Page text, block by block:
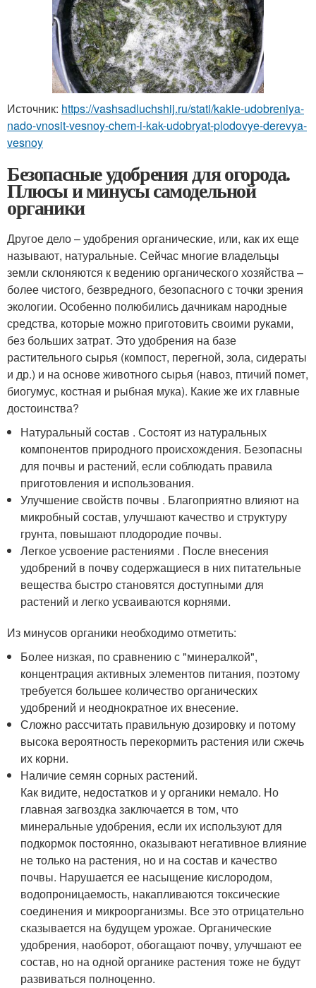
Источник: https://vashsadluchshij.ru/stati/kakie-udobreniya-
nado-vnosit-vesnoy-chem-i-kak-udobryat-plodovye-derevya-
vesnoy
Безопасные удобрения для огорода.
Плюсы и минусы самодельной
органики
Другое дело – удобрения органические, или, как их еще
называют, натуральные. Сейчас многие владельцы
земли склоняются к ведению органического хозяйства –
более чистого, безвредного, безопасного с точки зрения
экологии. Особенно полюбились дачникам народные
средства, которые можно приготовить своими руками,
без больших затрат. Это удобрения на базе
растительного сырья (компост, перегной, зола, сидераты
и др.) и на основе животного сырья (навоз, птичий помет,
биогумус, костная и рыбная мука). Какие же их главные
достоинства?
Натуральный состав . Состоят из натуральных
компонентов природного происхождения. Безопасны
для почвы и растений, если соблюдать правила
приготовления и использования.
Улучшение свойств почвы . Благоприятно влияют на
микробный состав, улучшают качество и структуру
грунта, повышают плодородие почвы.
Легкое усвоение растениями . После внесения
удобрений в почву содержащиеся в них питательные
вещества быстро становятся доступными для
растений и легко усваиваются корнями.
Из минусов органики необходимо отметить:
Более низкая, по сравнению с "минералкой",
концентрация активных элементов питания, поэтому
требуется большее количество органических
удобрений и неоднократное их внесение.
Сложно рассчитать правильную дозировку и потому
высока вероятность перекормить растения или сжечь
их корни.
Наличие семян сорных растений.
Как видите, недостатков и у органики немало. Но
главная загвоздка заключается в том, что
минеральные удобрения, если их используют для
подкормок постоянно, оказывают негативное влияние
не только на растения, но и на состав и качество
почвы. Нарушается ее насыщение кислородом,
водопроницаемость, накапливаются токсические
соединения и микроорганизмы. Все это отрицательно
сказывается на будущем урожае. Органические
удобрения, наоборот, обогащают почву, улучшают ее
состав, но на одной органике растения тоже не будут
развиваться полноценно.